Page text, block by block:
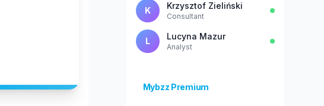
K Krzysztof Zieliński
Consultant
L Lucyna Mazur
Analyst
Mybzz Premium